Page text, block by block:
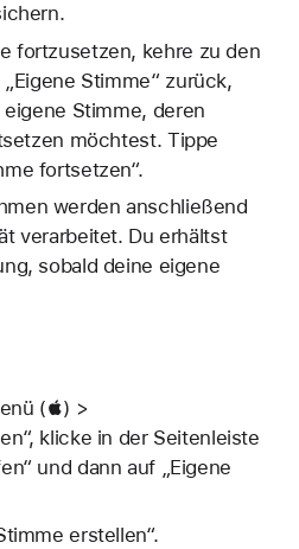
fortzusetzen, kehre zu den
Stimme“ zurück,
Stimme, deren
möchtest. Tippe
fortsetzen“.
werden anschließend
verarbeitet. Du erhältst
sobald deine eigene
() >
klicke in der Seitenleiste
und dann auf „Eigene
erstellen“.